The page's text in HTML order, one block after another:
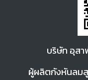
บริษัท อุส
ผู้ผลิตกังหันลม